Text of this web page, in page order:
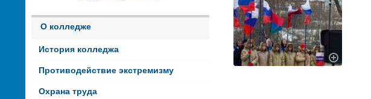
О колледже
История колледжа
Противодействие экстремизму
Охрана труда